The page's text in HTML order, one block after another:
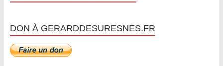
DON À GERARDDESURESNES.FR